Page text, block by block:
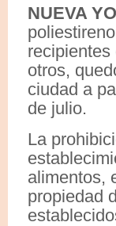
NUEVA
recipientes
otros,
ciudad a
de julio.
La
alimentos,
propiedad